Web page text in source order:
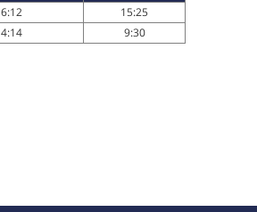
6:12
15:25
4:14 9:30